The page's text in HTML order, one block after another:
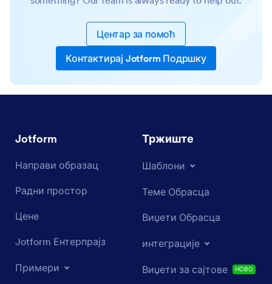
Центар за помоћ
Контактирај Jotform Подршку
Jotform
Направи образац
Радни простор
Цене
Jotform Ентерпрајз
Примери
Тржиште
Шаблони
Теме Обрасца
Виџети Обрасца
интеграције
Виџети за сајтове НОВО